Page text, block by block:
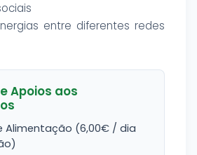
entre diferentes redes
Apoios aos
Alimentação (6,00€ / dia